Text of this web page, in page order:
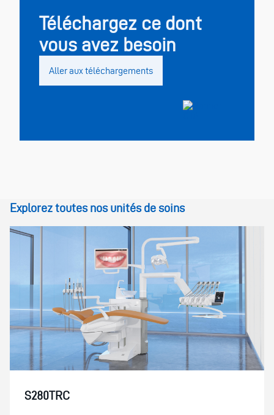
Téléchargez ce dont
vous avez besoin
Aller aux téléchargements
Explorez toutes nos unités de soins
S280TRC